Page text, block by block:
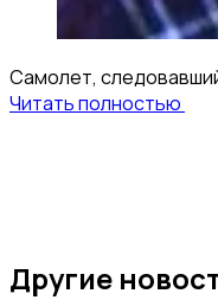
Другие
Самолет,
Читать полностью